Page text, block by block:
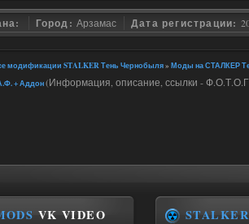
Город:Арзамас Дата регистрации:
модификации STALKER Тень Чернобыля» Моды на СТАЛКЕР
+ Аддон(Информация, описание, ссылки -
VK VIDEO